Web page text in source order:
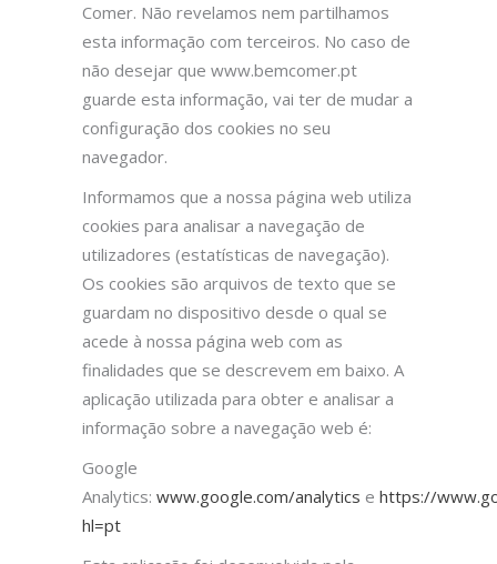
Comer. Não revelamos nem partilhamos
esta informação com terceiros. No caso de
não desejar que www.bemcomer.pt
guarde esta informação, vai ter de mudar a
configuração dos cookies no seu
navegador.
Informamos que a nossa página web utiliza
cookies para analisar a navegação de
utilizadores (estatísticas de navegação).
Os cookies são arquivos de texto que se
guardam no dispositivo desde o qual se
acede à nossa página web com as
finalidades que se descrevem em baixo. A
aplicação utilizada para obter e analisar a
informação sobre a navegação web é:
Google
Analytics: www.google.com/analytics e https://
hl=pt